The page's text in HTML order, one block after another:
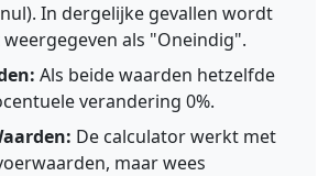
In dergelijke gevallen wordt
als "Oneindig".
Als beide waarden hetzelfde
verandering 0%.
De calculator werkt met
maar wees